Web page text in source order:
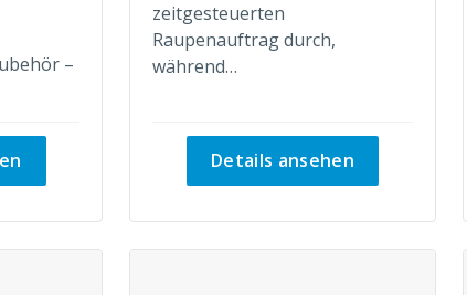
–
zeitgesteuerten
Raupenauftrag durch,
während…
Details ansehen